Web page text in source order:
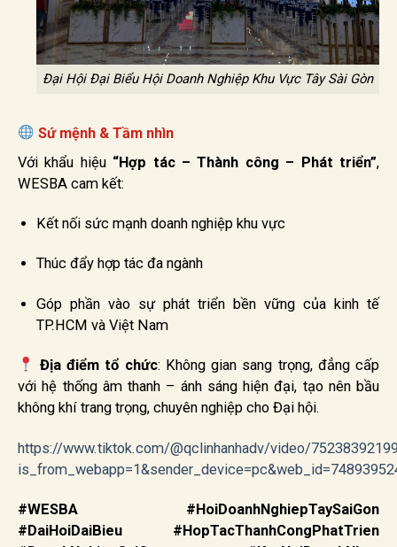
Đại Hội Đại Biểu Hội Doanh Nghiệp Khu Vực Tây Sài Gòn
Sứ mệnh & Tầm nhìn
Với khẩu hiệu “Hợp tác – Thành công – Phát triển”,
WESBA cam kết:
Kết nối sức mạnh doanh nghiệp khu vực
Thúc đẩy hợp tác đa ngành
Góp phần vào sự phát triển bền vững của kinh tế
TP.HCM và Việt Nam
Địa điểm tổ chức: Không gian sang trọng, đẳng cấp
với hệ thống âm thanh – ánh sáng hiện đại, tạo nên bầu
không khí trang trọng, chuyên nghiệp cho Đại hội.
https://www.tiktok.com/@qclinhanhadv/video/
#WESBA #HoiDoanhNghiepTaySaiGon
#DaiHoiDaiBieu #HopTacThanhCongPhatTrien